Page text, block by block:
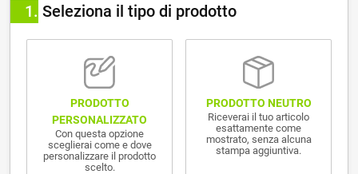
1 Seleziona il tipo di prodotto
PRODOTTO
PERSONALIZZATO
Con questa opzione
sceglierai come e dove
personalizzare il prodotto
scelto.
PRODOTTO NEUTRO
Riceverai il tuo articolo
esattamente come
mostrato, senza alcuna
stampa aggiuntiva.